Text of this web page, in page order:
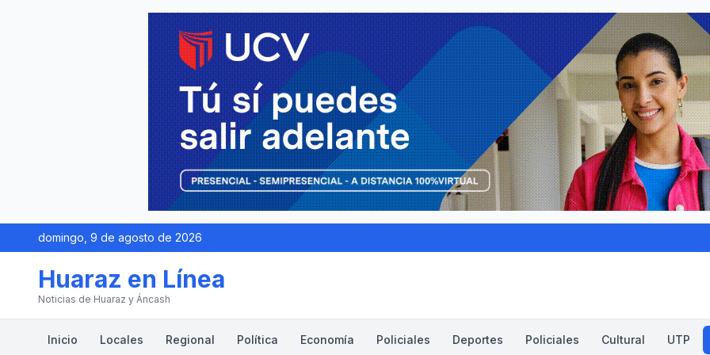
domingo, 9 de agosto de 2026
Huaraz en Línea
Noticias de Huaraz y Áncash
Inicio Locales Regional Política Economía Policiales Deportes Policiales Cultural UTP